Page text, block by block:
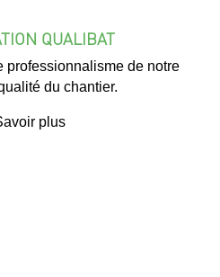
QUALIBAT
professionnalisme de notre
du chantier.
plus